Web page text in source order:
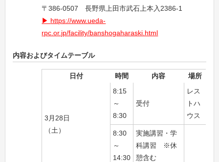
〒386-0507 長野県上田市武石上本入2386-1
https://www.ueda-
rpc.or.jp/facility/banshogaharaski.html
内容およびタイムテーブル
日付 時間 内容 場所
3月28日
（土）
8:15
～
8:30
受付
レス
トハ
ウス
8:30
～
14:30
実施講習・学
科講習 ※休
憩含む